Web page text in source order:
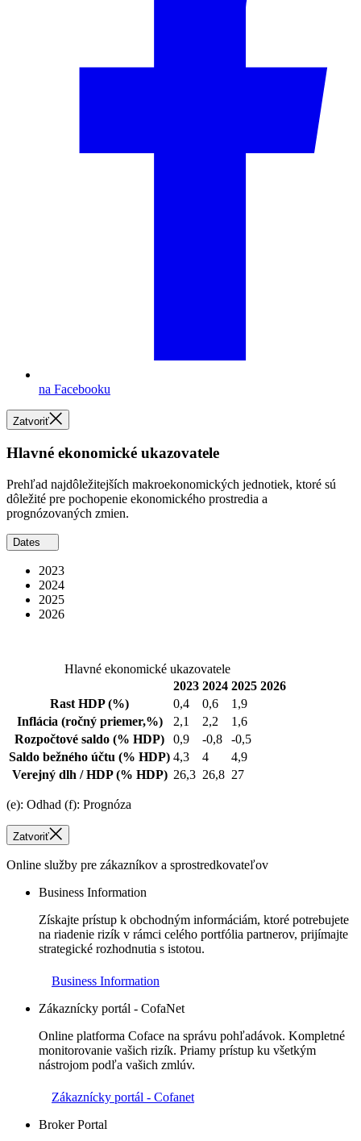
na Facebooku
Zatvoriť
Hlavné ekonomické ukazovatele
Prehľad najdôležitejších makroekonomických jednotiek, ktoré sú
dôležité pre pochopenie ekonomického prostredia a
prognózovaných zmien.
Dates
2023
2024
2025
2026
Hlavné ekonomické ukazovatele
2023 2024 2025 2026
Rast HDP(%) 0,4 0,6
1,9
Inflácia (ročný priemer,%) 2,1 2,2
1,6
Rozpočtové saldo (% HDP) 0,9 -0,8
-0,5
Saldo bežného účtu (% HDP) 4,3 4
4,9
Verejný dlh / HDP(% HDP) 26,3 26,8 27
(e): Odhad (f): Prognóza
Zatvoriť
Online služby pre zákazníkov a sprostredkovateľov
Business Information
Získajte prístup k obchodným informáciám, ktoré potrebujete
na riadenie rizík v rámci celého portfólia partnerov, prijímajte
strategické rozhodnutia s istotou.
Business Information
Zákaznícky portál - CofaNet
Online platforma Coface na správu pohľadávok. Kompletné
monitorovanie vašich rizík. Priamy prístup ku všetkým
nástrojom podľa vašich zmlúv.
Zákaznícky portál - Cofanet
Broker Portal